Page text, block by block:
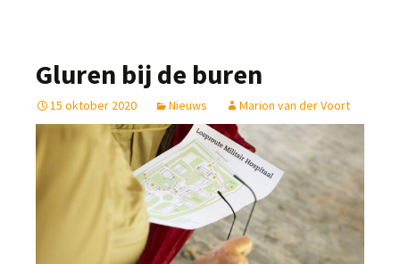
Gluren bij de buren
15 oktober 2020 Nieuws Marion van der Voort